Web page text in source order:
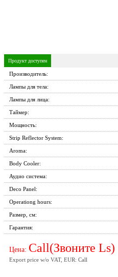
Продукт доступен
Производитель:
Лампы для тела:
Лампы для лица:
Таймер:
Мощность:
Strip Reflector System:
Aroma:
Body Cooler:
Аудио система:
Deco Panel:
Operationg hours:
Размер, см:
Гарантия:
Цена: Call(Звоните Ls)
Export price w/o VAT, EUR: Call